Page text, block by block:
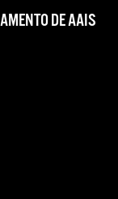
DE AAIS